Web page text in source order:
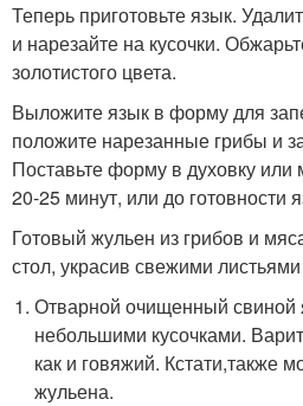
Теперь приготовьте язык.
и нарезайте на кусочки.
золотистого цвета.
Выложите язык в форму для
положите нарезанные грибы и
Поставьте форму в духовку или
20-25 минут, или до готовности
Готовый жульен из грибов и
стол, украсив свежими
Отварной очищенный свиной
небольшими кусочками.
как и говяжий. Кстати,также
жульена.